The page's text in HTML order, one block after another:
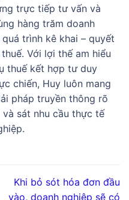
trực tiếp tư vấn và
hàng trăm doanh
trình kê khai – quyết
Với lợi thế am hiểu
thuế kết hợp tư duy
chiến, Huy luôn mang
pháp truyền thông rõ
và sát nhu cầu thực tế
Khi bỏ sót hóa đơn đầu
vào, doanh nghiệp sẽ có